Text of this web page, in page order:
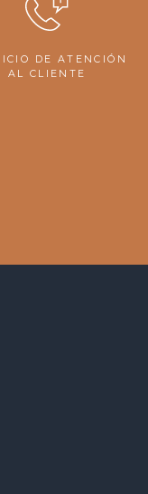
DE ATENCIÓN
AL CLIENTE